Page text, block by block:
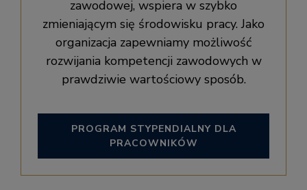
zawodowej, wspiera w szybko
zmieniającym się środowisku pracy. Jako
organizacja zapewniamy możliwość
rozwijania kompetencji zawodowych w
prawdziwie wartościowy sposób.
PROGRAM STYPENDIALNY DLA
PRACOWNIKÓW